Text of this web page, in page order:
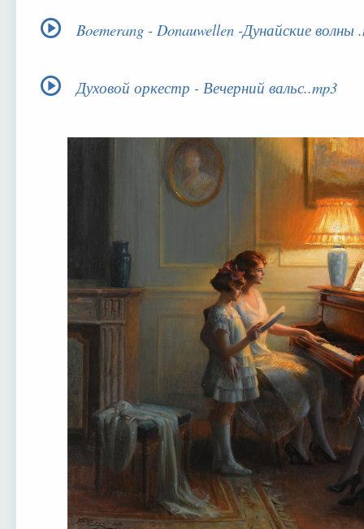
Boemerang - Donauwellen -Дунайские волны
Духовой оркестр - Вечерний вальс..mp3